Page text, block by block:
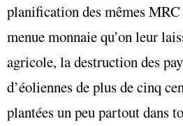
planification des mêmes
menue monnaie qu’on leur
agricole, la destruction des
d’éoliennes de plus de cinq
plantées un peu partout dans